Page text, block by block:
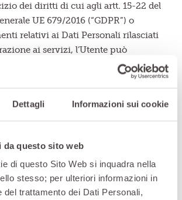
Dettagli Informazioni sui cookie
questo sito web
di questo Sito Web si inquadra nella
stesso; per ulteriori informazioni in
del trattamento dei Dati Personali,
dei diritti di cui agli artt. 15-22 del
UE 679/2016 (“GDPR”) o
relativi ai Dati Personali rilasciati
ai servizi, l’Utente può
cliccando
privacy specifiche per i servizi
non è richiesto il consenso
di prima parte, come sopra definiti,
o attivati senza che sia richiesto il
dall’Utente che visita il Sito Web.